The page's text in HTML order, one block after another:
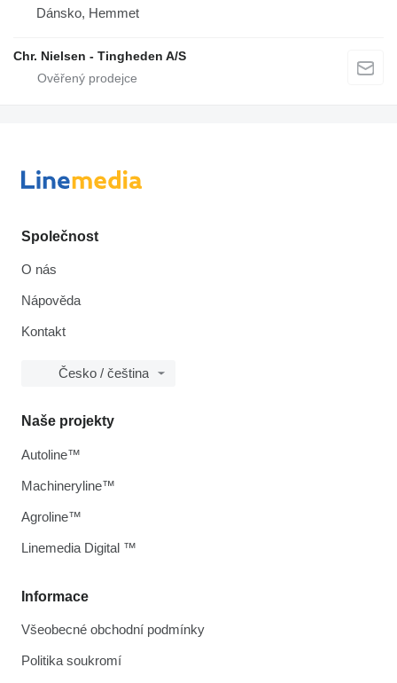
Dánsko, Hemmet
Chr. Nielsen - Tingheden A/S
Společnost
O nás
Nápověda
Kontakt
Česko / čeština
Informace
Všeobecné obchodní podmínky
Politika soukromí
Naše projekty
Autoline™
Machineryline™
Agroline™
Linemedia Digital ™